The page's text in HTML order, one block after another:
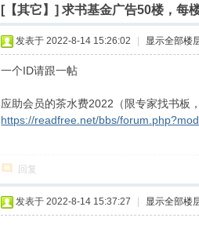
[【其它】]求书基金广告50楼，每
发表于 2022-8-14 15:26:02 显示全部楼
一个ID请跟一帖
应助会员的茶水费2022（限专家找书板
https://readfree.net/bbs/
回复
发表于 2022-8-14 15:37:27 显示全部楼